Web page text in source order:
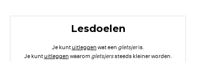
Lesdoelen
Je kuntuitleggen wat een gletsjeris.
Je kuntuitleggen waarom gletsjerssteeds kleiner worden.